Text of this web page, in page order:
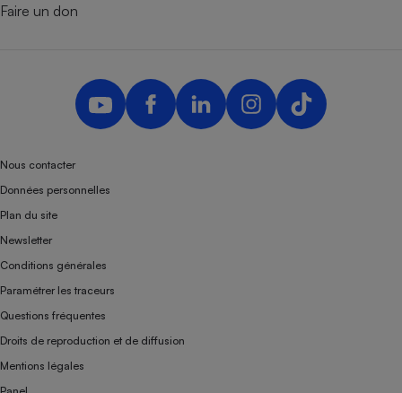
Faire un don
Nous contacter
Données personnelles
Plan du site
Newsletter
Conditions générales
Paramétrer les traceurs
Questions fréquentes
Droits de reproduction et de diffusion
Mentions légales